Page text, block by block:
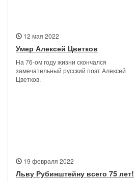
12 мая 2022
Умер Алексей Цветков
На 76-ом году жизни скончался
замечательный русский поэт Алексей
Цветков.
19 февраля 2022
Льву Рубинштейну всего 75 лет!